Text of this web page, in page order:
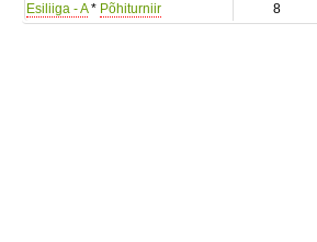
Esiliiga - A* Põhiturniir 8